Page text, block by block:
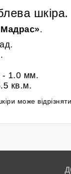
шкіра.
.
.
- 1.0 мм.
кв.м.
може